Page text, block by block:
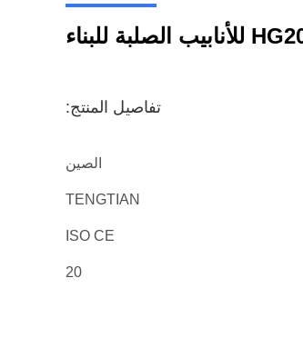
تفاصيل المنتج:
الصين
TENGTIAN
ISO CE
20